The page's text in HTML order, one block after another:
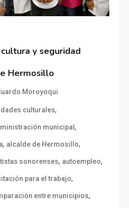
y seguridad
Hermosillo
Moroyoqui
culturales,
municipal ,
, alcalde de Hermosillo,
sonorenses, autoempleo,
para el trabajo,
entre municipios,